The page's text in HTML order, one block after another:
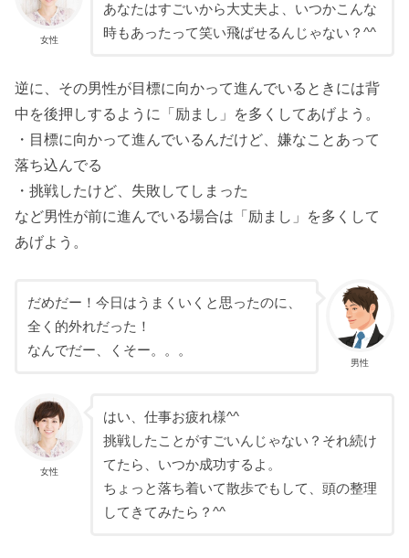
女性
あなたはすごいから大丈夫よ、いつかこんな
時もあったって笑い飛ばせるんじゃない？^^
逆に、その男性が目標に向かって進んでいるときには背
中を後押しするように「励まし」を多くしてあげよう。
・目標に向かって進んでいるんだけど、嫌なことあって
落ち込んでる
・挑戦したけど、失敗してしまった
など男性が前に進んでいる場合は「励まし」を多くして
あげよう。
男性
だめだー！今日はうまくいくと思ったのに、
全く的外れだった！
なんでだー、くそー。。。
女性
はい、仕事お疲れ様^^
挑戦したことがすごいんじゃない？それ続け
てたら、いつか成功するよ。
ちょっと落ち着いて散歩でもして、頭の整理
してきてみたら？^^